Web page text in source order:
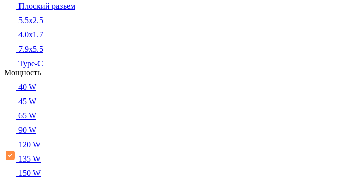
Плоский разъем
5.5x2.5
4.0x1.7
7.9x5.5
Type-C
Мощность
40 W
45 W
65 W
90 W
120 W
135 W
150 W